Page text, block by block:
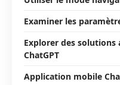
Examiner les
Explorer des
ChatGPT
Application mobile